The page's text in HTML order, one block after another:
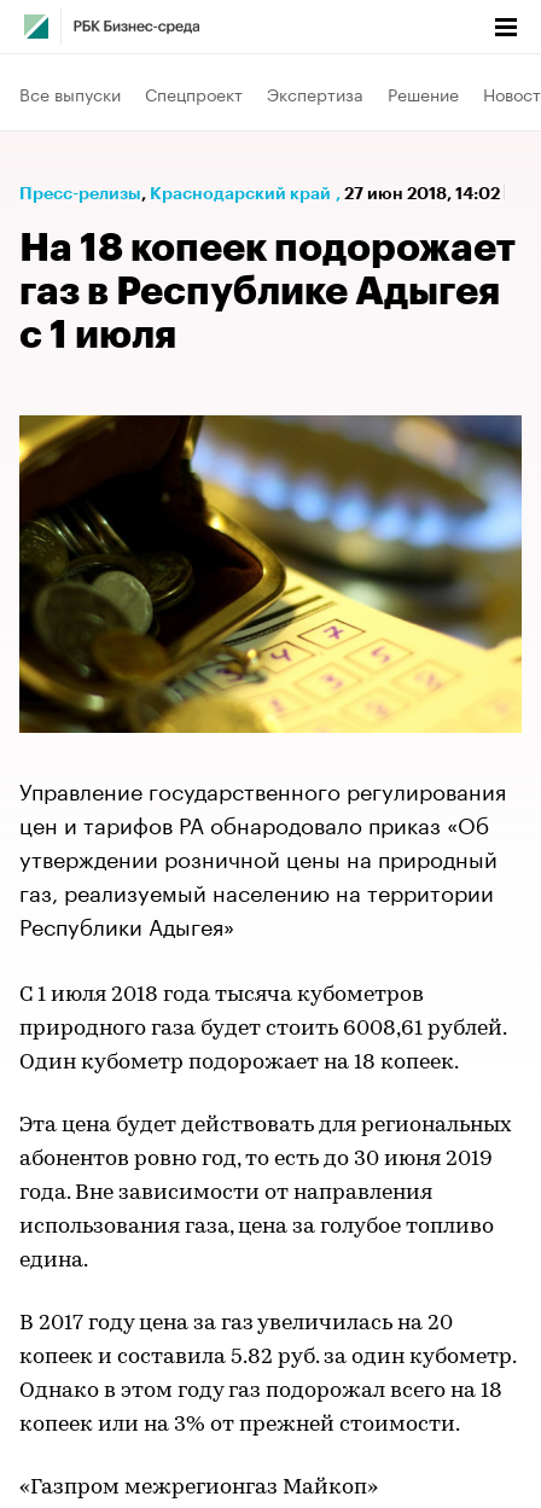
Все выпуски Спецпроект Экспертиза Решение
Пресс-релизы⁠, Краснодарский край , 27 июн 2018, 14:02
На 18 копеек подорожает
газ в Республике Адыгея
с 1 июля
Управление государственного регулирования
цен и тарифов РА обнародовало приказ «Об
утверждении розничной цены на природный
газ, реализуемый населению на территории
Республики Адыгея»
С 1 июля 2018 года тысяча кубометров
природного газа будет стоить 6008,61 рублей.
Один кубометр подорожает на 18 копеек.
Эта цена будет действовать для региональных
абонентов ровно год, то есть до 30 июня 2019
года. Вне зависимости от направления
использования газа, цена за голубое топливо
едина.
В 2017 году цена за газ увеличилась на 20
копеек и составила 5.82 руб. за один кубометр.
Однако в этом году газ подорожал всего на 18
копеек или на 3% от прежней стоимости.
«Газпром межрегионгаз Майкоп»